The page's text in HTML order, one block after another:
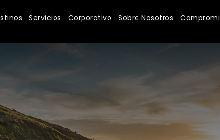
Servicios Corporativo Sobre Nosotros